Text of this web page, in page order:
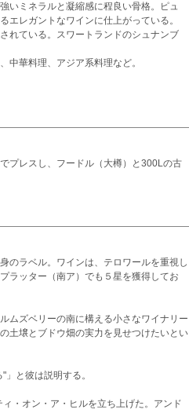
いミネラルと凝縮感に程良い骨格。ピュ
エレガントなワインに仕上がっている。
れている。スワートランドのシュナンブ
中華料理、アジア系料理など。
プレスし、フードル（大樽）と300Lの古
のラベル。ワインは、テロワールを重視し
ラッター（南ア）でも５星を獲得してお
ムズベリーの南に構える小さなワイナリー
土壌とブドウ畑の実力を見せつけたいとい
と彼は説明する。
・オン・ア・ヒルを立ち上げた。アンド